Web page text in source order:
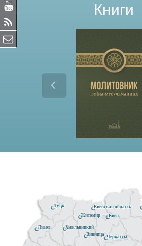
Книги
Черкассы
Киев
Киевская область
Житомир
Винница
Хмельницкий
Луцк
Львов